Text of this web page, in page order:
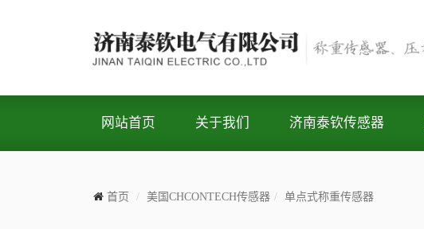
网站首页 关于我们 济南泰钦传感器
首页 美国CHCONTECH传感器 单点式称重传感器